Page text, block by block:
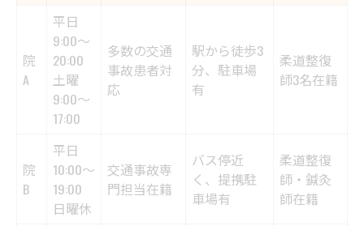
院
A
平日
9:00〜
20:00
土曜
9:00〜
17:00
多数の交通
事故患者対
応
駅から徒歩3
分、駐車場
有
柔道整復
師3名在籍
院
B
平日
10:00〜
19:00
日曜休
交通事故専
門担当在籍
バス停近
く、提携駐
車場有
柔道整復
師・鍼灸
師在籍